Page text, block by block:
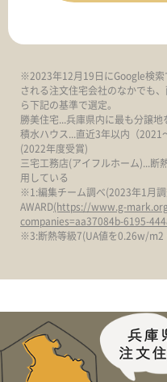
※2023年12月19日にGoogle検索
される注文住宅会社のなかでも
ら下記の基準で選定。
勝美住宅...兵庫県内に最も分譲
積水ハウス...直近3年以内（
(2022年度受賞)
三宅工務店(アイフルホーム)...
用している
※1:編集チーム調べ(2023年1月
AWARD(https://www.g-
companies=aa37084b-6195-
※3:断熱等級7(UA値を0.26w/